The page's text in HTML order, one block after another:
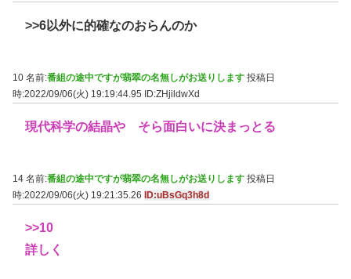
>>6以外に的確なのおらんのか
10 名前:番組の途中ですが翡翠の名無しがお送りします 投稿日
時:2022/09/06(火) 19:19:44.95
ID:ZHjildwXd
現代科学の結晶や そら面白いに決まっとる
14 名前:番組の途中ですが翡翠の名無しがお送りします 投稿日
時:2022/09/06(火) 19:21:35.26 ID:uBsGq3h8d
>>10
詳しく